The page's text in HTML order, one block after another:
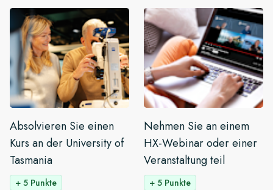
Absolvieren Sie einen
Kurs an der University of
Tasmania
+ 5 Punkte
Nehmen Sie an einem
HX-Webinar oder einer
Veranstaltung teil
+ 5 Punkte